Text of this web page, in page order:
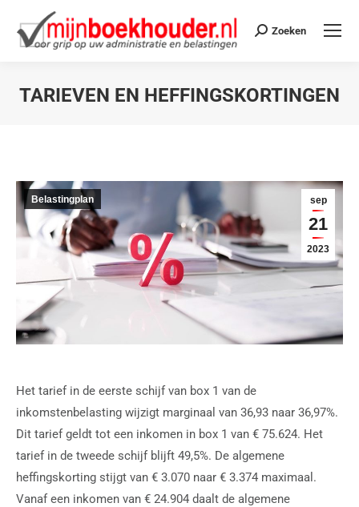
Zoeken
TARIEVEN EN HEFFINGSKORTINGEN
sep
21
2023
Belastingplan
Het tarief in de eerste schijf van box 1 van de
inkomstenbelasting wijzigt marginaal van 36,93 naar 36,97%.
Dit tarief geldt tot een inkomen in box 1 van € 75.624. Het
tarief in de tweede schijf blijft 49,5%. De algemene
heffingskorting stijgt van € 3.070 naar € 3.374 maximaal.
Vanaf een inkomen van € 24.904 daalt de algemene